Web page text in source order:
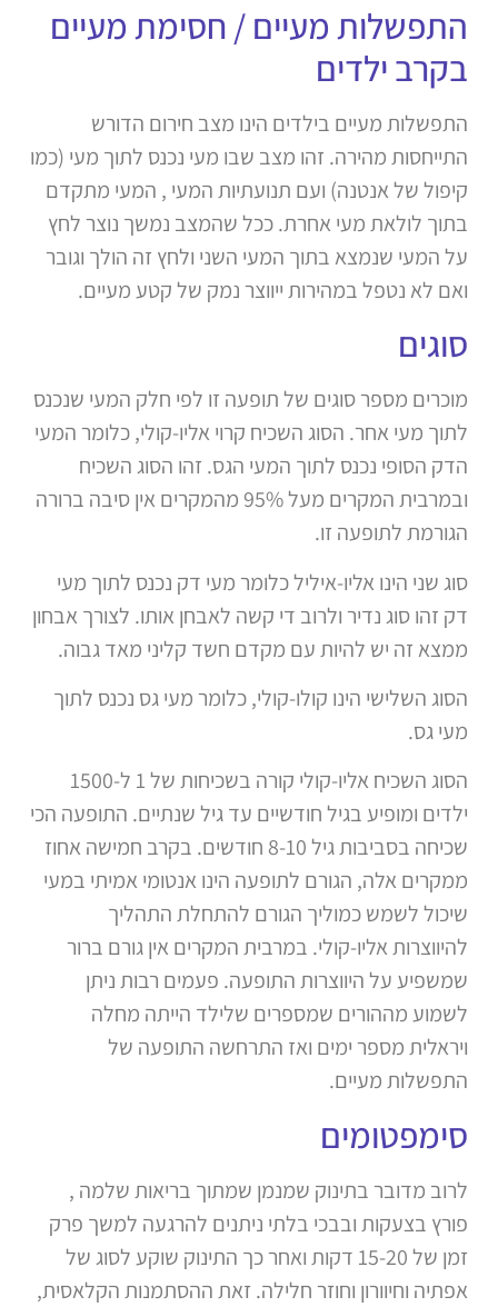
התפשלות מעיים / חסימת מעיים
בקרב ילדים
התפשלות מעיים בילדים הינו מצב חירום הדורש
התייחסות מהירה. זהו מצב שבו מעי נכנס לתוך מעי (כמו
קיפול של אנטנה) ועם תנועתיות המעי , המעי מתקדם
בתוך לולאת מעי אחרת. ככל שהמצב נמשך נוצר לחץ
על המעי שנמצא בתוך המעי השני ולחץ זה הולך וגובר
ואם לא נטפל במהירות ייווצר נמק של קטע מעיים.
סוגים
מוכרים מספר סוגים של תופעה זו לפי חלק המעי שנכנס
לתוך מעי אחר. הסוג השכיח קרוי אליו-קולי, כלומר המעי
הדק הסופי נכנס לתוך המעי הגס. זהו הסוג השכיח
ובמרבית המקרים מעל 95% מהמקרים אין סיבה ברורה
הגורמת לתופעה זו.
סוג שני הינו אליו-איליל כלומר מעי דק נכנס לתוך מעי
דק זהו סוג נדיר ולרוב די קשה לאבחן אותו. לצורך אבחון
ממצא זה יש להיות עם מקדם חשד קליני מאד גבוה.
הסוג השלישי הינו קולו-קולי, כלומר מעי גס נכנס לתוך
מעי גס.
הסוג השכיח אליו-קולי קורה בשכיחות של 1 ל-1500
ילדים ומופיע בגיל חודשיים עד גיל שנתיים. התופעה הכי
שכיחה בסביבות גיל 8-10 חודשים. בקרב חמישה אחוז
ממקרים אלה, הגורם לתופעה הינו אנטומי אמיתי במעי
שיכול לשמש כמוליך הגורם להתחלת התהליך
להיווצרות אליו-קולי. במרבית המקרים אין גורם ברור
שמשפיע על היווצרות התופעה. פעמים רבות ניתן
לשמוע מההורים שמספרים שלילד הייתה מחלה
ויראלית מספר ימים ואז התרחשה התופעה של
התפשלות מעיים.
סימפטומים
לרוב מדובר בתינוק שמנמן שמתוך בריאות שלמה ,
פורץ בצעקות ובבכי בלתי ניתנים להרגעה למשך פרק
זמן של 15-20 דקות ואחר כך התינוק שוקע לסוג של
אפתיה וחיוורון וחוזר חלילה. זאת ההסתמנות הקלאסית,